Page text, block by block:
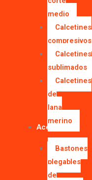
medio
Calcetines
compresivos
Calcetines
sublimados
Calcetines
de
lana
merino
Accesorios
Bastones
plegables
de